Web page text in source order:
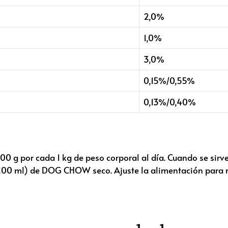
2,0%
1,0%
3,0%
0,15%/0,55%
0,13%/0,40%
g por cada 1 kg de peso corporal al día. Cuando se
ml) de DOG CHOW seco. Ajuste la alimentación